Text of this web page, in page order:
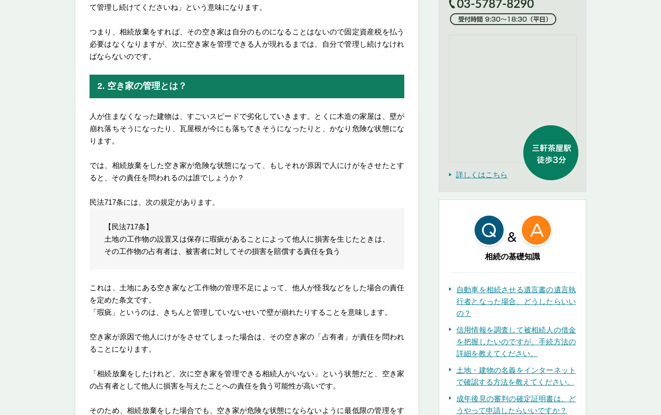
て管理し続けてくださいね」という意味になります。
つまり、相続放棄をすれば、その空き家は自分のものになることはないので固定資産税を払う
必要はなくなりますが、次に空き家を管理できる人が現れるまでは、自分で管理し続けなけれ
ばならないのです。
2. 空き家の管理とは？
人が住まなくなった建物は、すごいスピードで劣化していきます。とくに木造の家屋は、壁が
崩れ落ちそうになったり、瓦屋根が今にも落ちてきそうになったりと、かなり危険な状態にな
ります。
では、相続放棄をした空き家が危険な状態になって、もしそれが原因で人にけがをさせたとす
ると、その責任を問われるのは誰でしょうか？
民法717条には、次の規定があります。
【民法717条】
土地の工作物の設置又は保存に瑕疵があることによって他人に損害を生じたときは、
その工作物の占有者は、被害者に対してその損害を賠償する責任を負う
これは、土地にある空き家など工作物の管理不足によって、他人が怪我などをした場合の責任
を定めた条文です。
「瑕疵」というのは、きちんと管理していないせいで壁が崩れたりすることを意味します。
空き家が原因で他人にけがをさせてしまった場合は、その空き家の「占有者」が責任を問われ
ることになります。
「相続放棄をしたけれど、次に空き家を管理できる相続人がいない」という状態だと、空き家
の占有者として他人に損害を与えたことへの責任を負う可能性が高いです。
そのため、相続放棄をした場合でも、空き家が危険な状態にならないように最低限の管理をす
詳しくはこちら
相続の基礎知識
自動車を相続させる遺言書の遺言執
行者となった場合、どうしたらいい
の？
信用情報を調査して被相続人の借金
を把握したいのですが、手続方法の
詳細を教えてください。
土地・建物の名義をインターネット
で確認する方法を教えてください。
成年後見の審判の確定証明書は、ど
うやって申請したらいいですか？